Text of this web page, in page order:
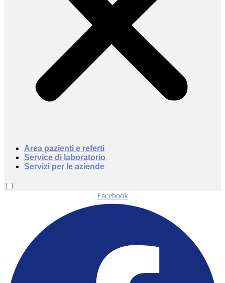
Area pazienti e referti
Service di laboratorio
Servizi per le aziende
Facebook